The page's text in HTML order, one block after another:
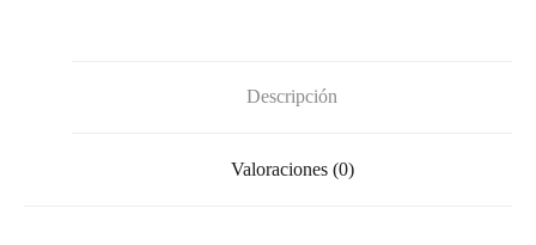
Descripción
Valoraciones (0)